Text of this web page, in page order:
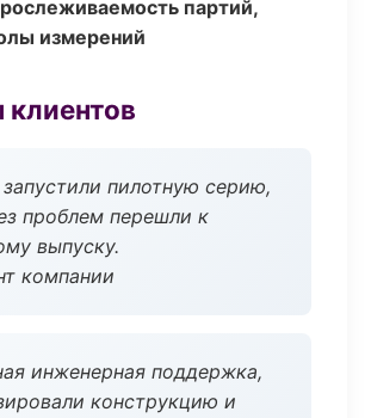
партий,
измерений
пилотную серию,
проблем перешли к
выпуску.
компании
инженерная поддержка,
конструкцию и